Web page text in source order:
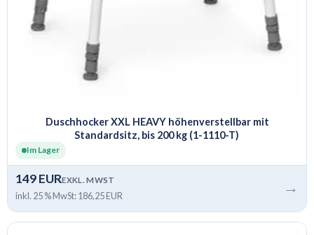
Duschhocker XXL HEAVY höhenverstellbar mit
Standardsitz, bis 200 kg (1-1110-T)
Im Lager
149 EUREXKL. MWST
inkl. 25 % MwSt: 186,25 EUR →